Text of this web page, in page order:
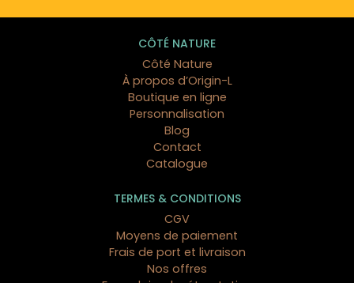
CÔTÉ NATURE
Côté Nature
À propos d’Origin-L
Boutique en ligne
Personnalisation
Blog
Contact
Catalogue
TERMES & CONDITIONS
CGV
Moyens de paiement
Frais de port et livraison
Nos offres